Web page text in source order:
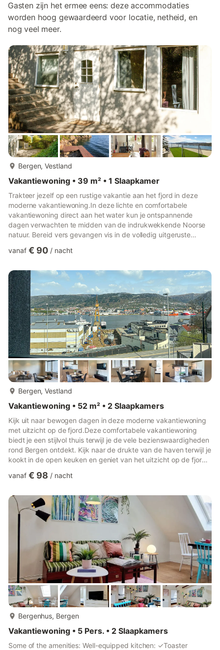
Gasten zijn het ermee eens: deze accommodaties
worden hoog gewaardeerd voor locatie, netheid, en
nog veel meer.
Bergen, Vestland
Vakantiewoning • 39 m² • 1 Slaapkamer
Trakteer jezelf op een rustige vakantie aan het fjord in deze
moderne vakantiewoning.In deze lichte en comfortabele
vakantiewoning direct aan het water kun je ontspannende
dagen verwachten te midden van de indrukwekkende Noorse
natuur. Bereid vers gevangen vis in de volledig uitgeruste
favoriete serie streamt.De idyllische buitenruimte met directe
buitenactiviteiten. Spring in het verfrissende water vanaf de
houten steiger of geniet van het adembenemende uitzicht op
de fjorden ...
vanaf € 90 / nacht
Bergen, Vestland
Vakantiewoning • 52 m² • 2 Slaapkamers
Kijk uit naar bewogen dagen in deze moderne vakantiewoning
met uitzicht op de fjord.Deze comfortabele vakantiewoning
biedt je een stijlvol thuis terwijl je de vele bezienswaardigheden
rond Bergen ontdekt. Kijk naar de drukte van de haven terwijl je
kookt in de open keuken en geniet van het uitzicht op de fjord
een lange dag, stream je favoriete serie of duik in een goed
dag met een vers gezette koffie op het balkon en denk 's
avonds na over je ervaringen met een...
vanaf € 98 / nacht
Bergenhus, Bergen
Vakantiewoning • 5 Pers. • 2 Slaapkamers
Some of the amenities: Well-equipped kitchen: ✓Toaster